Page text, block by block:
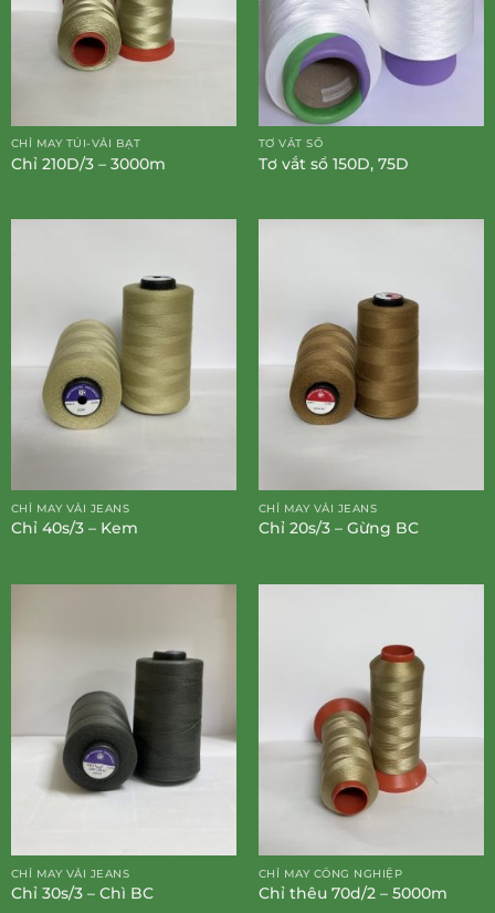
CHỈ MAY TÚI-VẢI BẠT
Chỉ 210D/3 – 3000m
TƠ VẮT SỔ
Tơ vắt sổ 150D, 75D
CHỈ MAY VẢI JEANS
Chỉ 40s/3 – Kem
CHỈ MAY VẢI JEANS
Chỉ 20s/3 – Gừng BC
CHỈ MAY VẢI JEANS
Chỉ 30s/3 – Chì BC
CHỈ MAY CÔNG NGHIỆP
Chỉ thêu 70d/2 – 5000m